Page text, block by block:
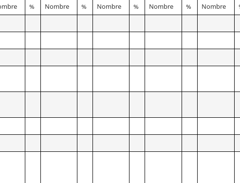
% Nombre % Nombre % Nombre % Nombre